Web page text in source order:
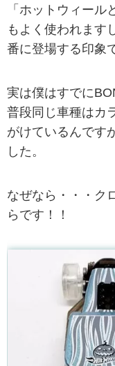
「ホットウィー
もよく使われます
番に登場する印象
実は僕はすでに
普段同じ車種はカ
がけているんです
した。
なぜなら・・・ク
らです！！